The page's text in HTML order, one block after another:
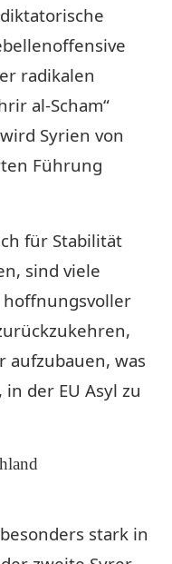
radikalen
al-Scham“
Syrien von
Führung
für Stabilität
sind viele
aufzubauen, was
der EU Asyl zu
stark in